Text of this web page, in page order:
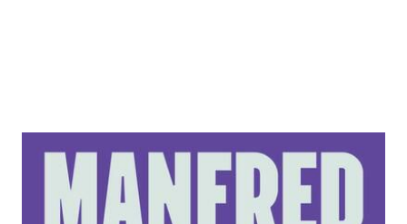
Plastik im Kopf
Zur Wunschliste hinzufügen